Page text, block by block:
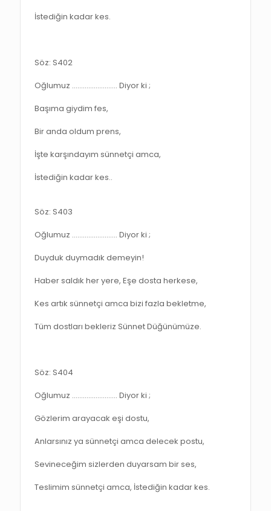
İstediğin kadar kes.
Söz: S402
Oğlumuz ……………………. Diyor ki ;
Başıma giydim fes,
Bir anda oldum prens,
İşte karşındayım sünnetçi amca,
İstediğin kadar kes..
Söz: S403
Oğlumuz ……………………. Diyor ki ;
Duyduk duymadık demeyin!
Haber saldık her yere, Eşe dosta herkese,
Kes artık sünnetçi amca bizi fazla bekletme,
Tüm dostları bekleriz Sünnet Düğünümüze.
Söz: S404
Oğlumuz ……………………. Diyor ki ;
Gözlerim arayacak eşi dostu,
Anlarsınız ya sünnetçi amca delecek postu,
Sevineceğim sizlerden duyarsam bir ses,
Teslimim sünnetçi amca, İstediğin kadar kes.